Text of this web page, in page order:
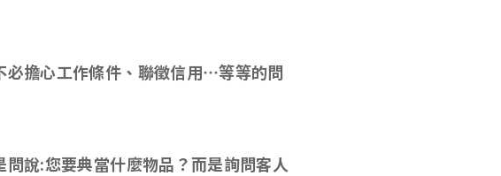
必擔心工作條件、聯徵信用…等等的問
說:您要典當什麼物品？而是詢問客人